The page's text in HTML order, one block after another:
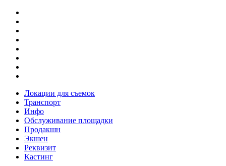
Локации для съемок
Транспорт
Инфо
Обслуживание площадки
Продакшн
Экшен
Реквизит
Кастинг